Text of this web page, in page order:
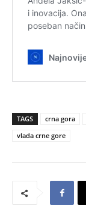
TAGS crna gora
vlada crne gore